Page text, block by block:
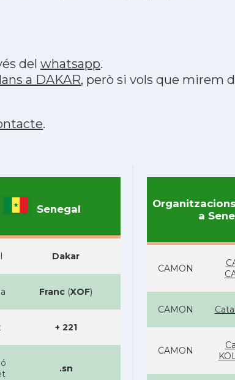
del whatsapp.
a DAKAR, però si vols que mirem
.
Senegal
Dakar
Franc (XOF)
+ 221
.sn
a
CAMON
CAMON
CAMON